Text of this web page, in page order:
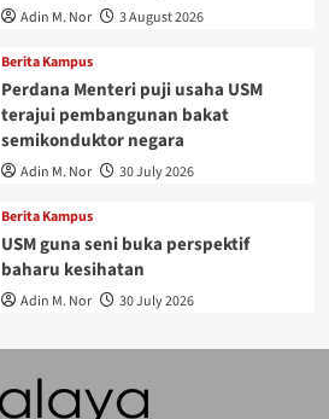
Adin M. Nor 3 August 2026
Berita Kampus
Perdana Menteri puji usaha USM
terajui pembangunan bakat
semikonduktor negara
Adin M. Nor 30 July 2026
Berita Kampus
USM guna seni buka perspektif
baharu kesihatan
Adin M. Nor 30 July 2026